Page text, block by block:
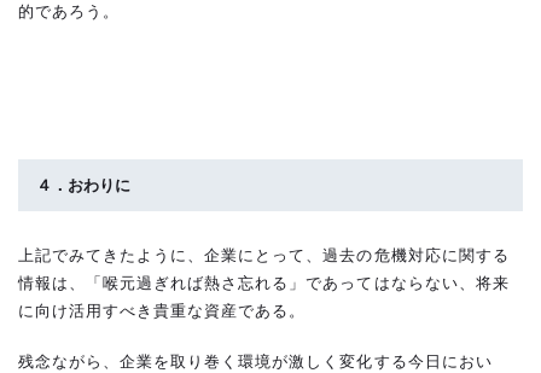
的であろう。
４．おわりに
上記でみてきたように、企業にとって、過去の危機対応に関する
情報は、「喉元過ぎれば熱さ忘れる」であってはならない、将来
に向け活用すべき貴重な資産である。
残念ながら、企業を取り巻く環境が激しく変化する今日におい